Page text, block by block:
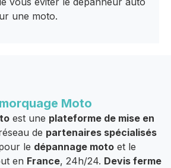
une moto.
Moto
est une plateforme de mise en
de partenaires spécialisés
le dépannage moto et le
en France, 24h/24. Devis ferme